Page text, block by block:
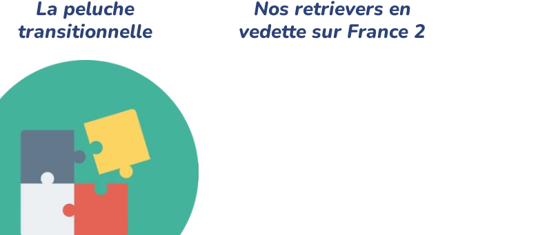
La peluche
transitionnelle
Nos retrievers en
vedette sur France 2